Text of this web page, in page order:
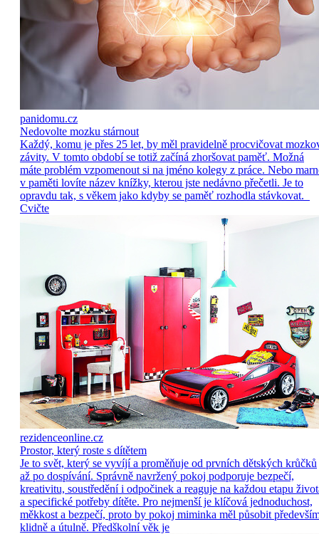
panidomu.cz
Nedovolte mozku stárnout
Každý, komu je přes 25 let, by měl pravidelně procvičovat
závity. V tomto období se totiž začíná zhoršovat paměť. Možná
máte problém vzpomenout si na jméno kolegy z práce. Nebo
v paměti lovíte název knížky, kterou jste nedávno přečetli. Je to
opravdu tak, s věkem jako kdyby se paměť rozhodla stávkovat.
Cvičte
rezidenceonline.cz
Prostor, který roste s dítětem
Je to svět, který se vyvíjí a proměňuje od prvních dětských krůčků
až po dospívání. Správně navržený pokoj podporuje bezpečí,
kreativitu, soustředění i odpočinek a reaguje na každou etapu
a specifické potřeby dítěte. Pro nejmenší je klíčová jednoduchost,
měkkost a bezpečí, proto by pokoj miminka měl působit
klidně a útulně. Předškolní věk je